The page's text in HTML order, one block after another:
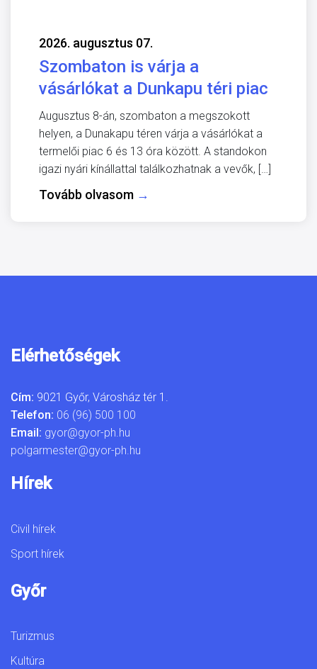
2026. augusztus 07.
Szombaton is várja a
vásárlókat a Dunkapu téri piac
Augusztus 8-án, szombaton a megszokott
helyen, a Dunakapu téren várja a vásárlókat a
termelői piac 6 és 13 óra között. A standokon
igazi nyári kínállattal találkozhatnak a vevők, […]
Tovább olvasom →
Elérhetőségek
Cím: 9021 Győr, Városház tér 1.
Telefon: 06 (96) 500 100
Email: gyor@gyor-ph.hu
polgarmester@gyor-ph.hu
Hírek
Civil hírek
Sport hírek
Győr
Turizmus
Kultúra